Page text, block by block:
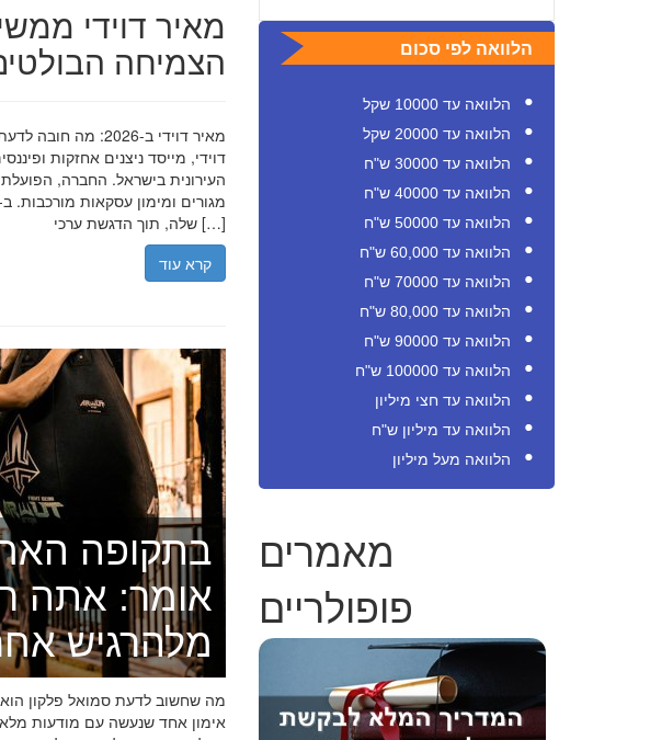
הלוואה לפי סכום
הלוואה עד 10000 שקל
הלוואה עד 20000 שקל
הלוואה עד 30000 ש"ח
הלוואה עד 40000 ש"ח
הלוואה עד 50000 ש"ח
הלוואה עד 60,000 ש"ח
הלוואה עד 70000 ש"ח
הלוואה עד 80,000 ש"ח
הלוואה עד 90000 ש"ח
הלוואה עד 100000 ש"ח
הלוואה עד חצי מיליון
הלוואה עד מיליון ש"ח
הלוואה מעל מיליון
מאמרים
פופולריים
מאיר דוידי
הצמיחה
מאיר דוידי ב-
דוידי, מייסד ניצנים אחזקות
העירונית בישראל. החברה,
שלה, תוך הדגשת ערכי […]
קרא עוד
בתקופה
אומר: אתה
מלהרגיש
מה שחשוב לדעת סמואל פלקון הוא
אימון אחד שנעשה עם מודעות